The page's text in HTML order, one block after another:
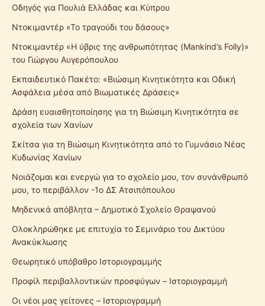
Οδηγός για Πουλιά Ελλάδας και Κύπρου
Ντοκιμαντέρ «Το τραγούδι του δάσους»
Ντοκιμαντέρ «Η ύβρις της ανθρωπότητας (Mankind’s Folly)»
του Γιώργου Αυγερόπουλου
Εκπαιδευτικό Πακέτο: «Βιώσιμη Κινητικότητα και Οδική
Ασφάλεια μέσα από Βιωματικές Δράσεις»
Δράση ευαισθητοποίησης για τη Βιώσιμη Κινητικότητα σε
σχολεία των Χανίων
Σκίτσα για τη Βιώσιμη Κινητικότητα από το Γυμνάσιο Νέας
Κυδωνίας Χανίων
Νοιάζομαι και ενεργώ για το σχολείο μου, τον συνάνθρωπό
μου, το περιβάλλον -1ο ΔΣ Ατσιπόπουλου
Μηδενικά απόβλητα – Δημοτικό Σχολείο Θραψανού
Ολοκληρώθηκε με επιτυχία το Σεμινάριο του Δικτύου
Ανακύκλωσης
Θεωρητικό υπόβαθρο Ιστοριογραμμής
Προφίλ περιβαλλοντικών προσφύγων – Ιστοριογραμμή
Οι νέοι μας γείτονες – Ιστοριογραμμή